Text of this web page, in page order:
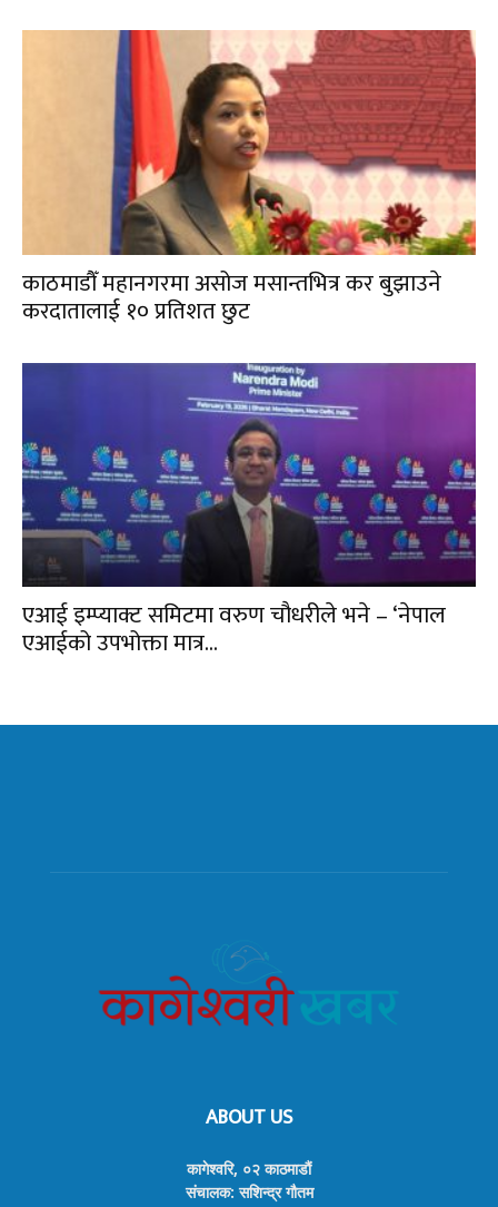
काठमाडौँ महानगरमा असोज मसान्तभित्र कर बुझाउने
करदातालाई १० प्रतिशत छुट
एआई इम्प्याक्ट समिटमा वरुण चौधरीले भने – ‘नेपाल
एआईको उपभोक्ता मात्र...
ABOUT US
कागेश्वरि, ०२ काठमाडौं
संचालक: सशिन्द्र गौतम